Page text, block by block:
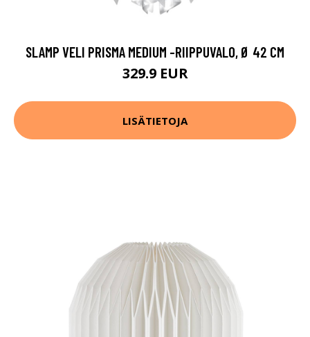
SLAMP VELI PRISMA MEDIUM -RIIPPUVALO, Ø 42 CM
329.9 EUR
LISÄTIETOJA